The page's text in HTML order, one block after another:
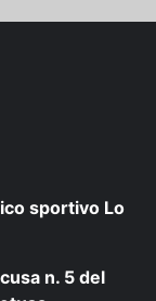
sportivo Lo
n. 5 del